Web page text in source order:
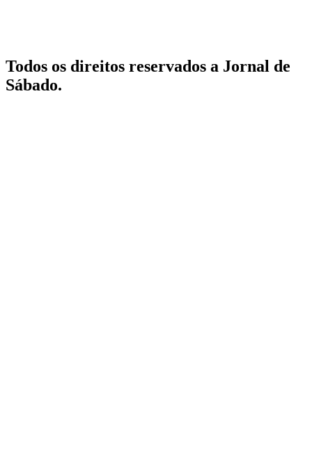
Todos os direitos reservados a Jornal de
Sábado.